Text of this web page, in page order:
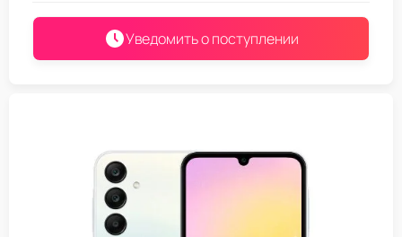
Уведомить о поступлении